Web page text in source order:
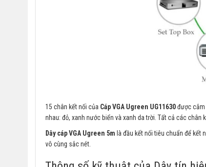
15 chân kết nối của Cáp VGA Ugreen UG11630được cắm
nhau: đỏ, xanh nước biển và xanh da trời. Tất cả các
Dây cáp VGA Ugreen 5m là đầu kết nối tiêu chuẩn để
vô cùng sắc nét.